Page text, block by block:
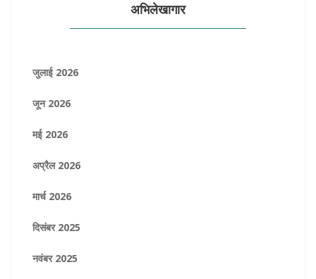
अभिलेखागार
जुलाई 2026
जून 2026
मई 2026
अप्रैल 2026
मार्च 2026
दिसंबर 2025
नवंबर 2025